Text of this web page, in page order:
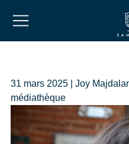
31 mars 2025 | Joy
médiathèque